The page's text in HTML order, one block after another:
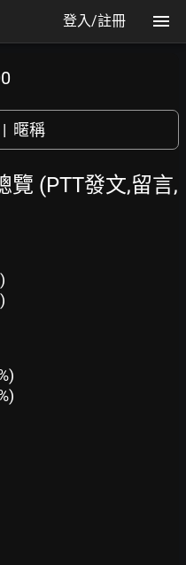
登入/註冊
| 暱稱
覽 (PTT發文,留言,